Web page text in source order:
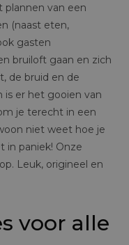
plannen van een
(naast eten,
gasten
bruiloft gaan en zich
de bruid en de
is er het gooien van
je terecht in een
niet weet hoe je
in paniek! Onze
Leuk, origineel en
voor alle